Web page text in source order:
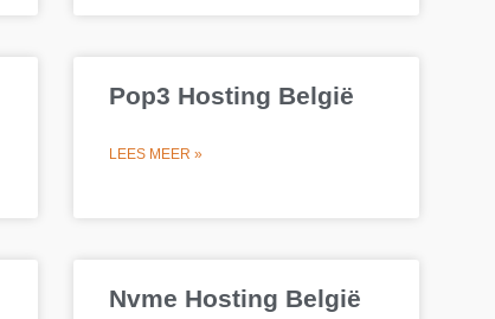
Pop3 Hosting België
LEES MEER »
Nvme Hosting België